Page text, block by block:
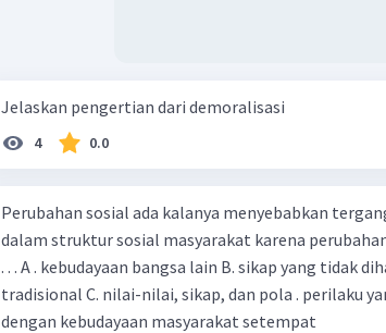
Jelaskan pengertian dari demoralisasi
4 0.0
Perubahan sosial ada kalanya menyebabkan
dalam struktur sosial masyarakat karena
. . . A . kebudayaan bangsa lain B. sikap yang tidak
tradisional C. nilai-nilai, sikap, dan pola . perilaku
dengan kebudayaan masyarakat setempat